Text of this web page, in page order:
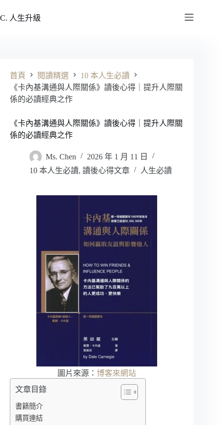
至
C. 人生升級
首頁 閱讀精選
10 本人生必讀
《卡內基溝通與人際關係》讀後心得｜提升人際關
係的必讀經典之作
《卡內基溝通與人際關係》讀後心得｜提升人際關
係的必讀經典之作
Ms. Chen
2026 年 1 月 11 日
10 本人生必讀, 讀後心得文章 人生必讀
圖片來源：博客來網站
文章目錄
書籍簡介
購買連結